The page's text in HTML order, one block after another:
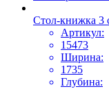
Стол-книжка 3
Артикул:
15473
Ширина:
1735
Глубина: